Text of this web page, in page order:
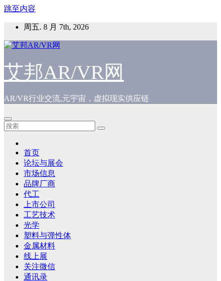
跳至内容
周五. 8 月 7th, 2026
艾邦AR/VR网
AR/VR行业交流,元宇宙，虚拟现实供应链
首页
论坛与展会
市场信息
品牌厂商
代工
上市公司
工艺技术
光学
塑料与弹性体
金属材料
线上展
关注微信
通讯录